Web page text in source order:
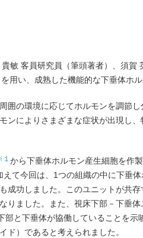
敏 客員研究員（筆頭著者）、須
を用い、成熟した機能的な下垂体ホ
の環境に応じてホルモンを調節
によりさまざまな症状が出現し、
から下垂体ホルモン産生細胞を作
て今回は、1つの組織の中に下垂
成功しました。このユニットが共
りました。また、視床下部－下垂
と下垂体が協働していることを
ド）であると考えられました。